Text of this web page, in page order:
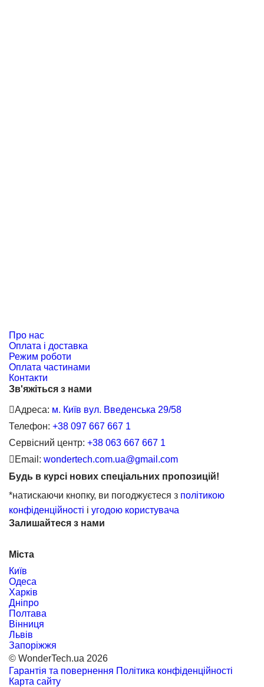
Про нас
Оплата і доставка
Режим роботи
Оплата частинами
Контакти
Зв'яжіться з нами
Адреса: м. Київ вул. Введенська 29/58
Телефон: +38 097 667 667 1
Сервісний центр: +38 063 667 667 1
Email: wondertech.com.ua@gmail.com
Будь в курсі нових спеціальних пропозицій!
*натискаючи кнопку, ви погоджуєтеся з політикою
конфіденційності і угодою користувача
Залишайтеся з нами
Міста
Київ
Одеса
Харків
Дніпро
Полтава
Вінниця
Львів
Запоріжжя
© WonderTech.ua 2026
Гарантія та повернення Політика конфіденційності
Карта сайту